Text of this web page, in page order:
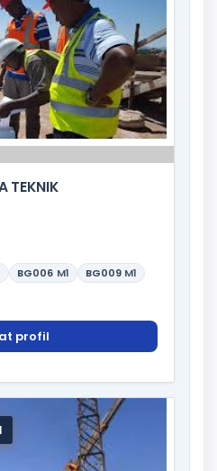
TEKNIK
BG006 M1 BG009 M1
profil